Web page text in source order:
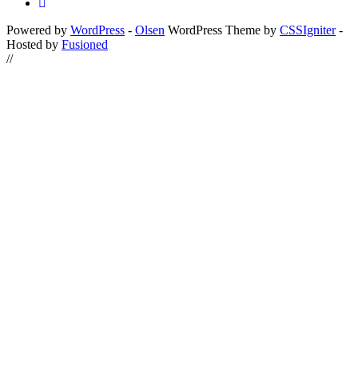
Powered by WordPress - Olsen WordPress Theme by CSSIgniter-
Hosted by Fusioned
//